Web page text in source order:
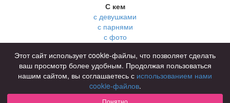
С кем
с девушками
с парнями
с фото
В стране
Россия
Советы
КОНФИДЕНЦИАЛЬНОСТЬ
Этот сайт использует cookie-файлы, что позволяет сделать
ваш просмотр более удобным. Продолжая пользоваться
нашим сайтом, вы соглашаетесь с использованием нами
cookie-файлов.
Понятно